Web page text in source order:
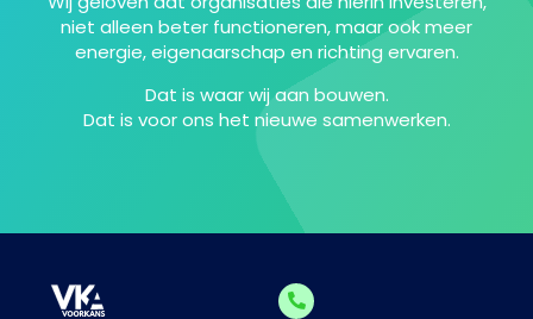
niet alleen beter functioneren, maar ook meer
energie, eigenaarschap en richting ervaren.
Dat is waar wij aan bouwen.
Dat is voor ons het nieuwe samenwerken.